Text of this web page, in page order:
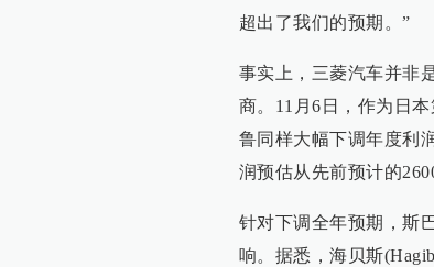
超出了我们的预期。”
事实上，三菱汽车并非
商。11月6日，作为日
鲁同样大幅下调年度利
润预估从先前预计的
针对下调全年预期，斯
响。据悉，海贝斯